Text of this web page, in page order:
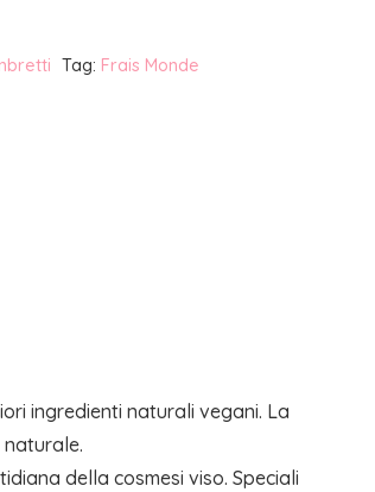
Tag: Frais Monde
ingredienti naturali vegani. La
della cosmesi viso. Speciali